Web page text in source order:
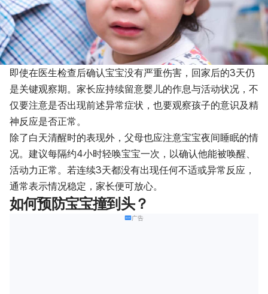
即使在医生检查后确认宝宝没有严重伤害，回家后的3天仍
是关键观察期。家长应持续留意婴儿的作息与活动状况，不
仅要注意是否出现前述异常症状，也要观察孩子的意识及精
神反应是否正常。
除了白天清醒时的表现外，父母也应注意宝宝夜间睡眠的情
况。建议每隔约4小时轻唤宝宝一次，以确认他能被唤醒、
活动力正常。若连续3天都没有出现任何不适或异常反应，
通常表示情况稳定，家长便可放心。
如何预防宝宝撞到头？
广告